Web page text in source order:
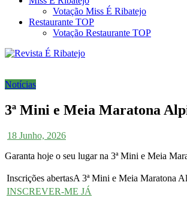
Votação Miss É Ribatejo
Restaurante TOP
Votação Restaurante TOP
Notícias
3ª Mini e Meia Maratona
18 Junho, 2026
Garanta hoje o seu lugar na 3ª Mini e Meia
Inscrições abertasA 3ª Mini e Meia Maratona
INSCREVER-ME JÁ